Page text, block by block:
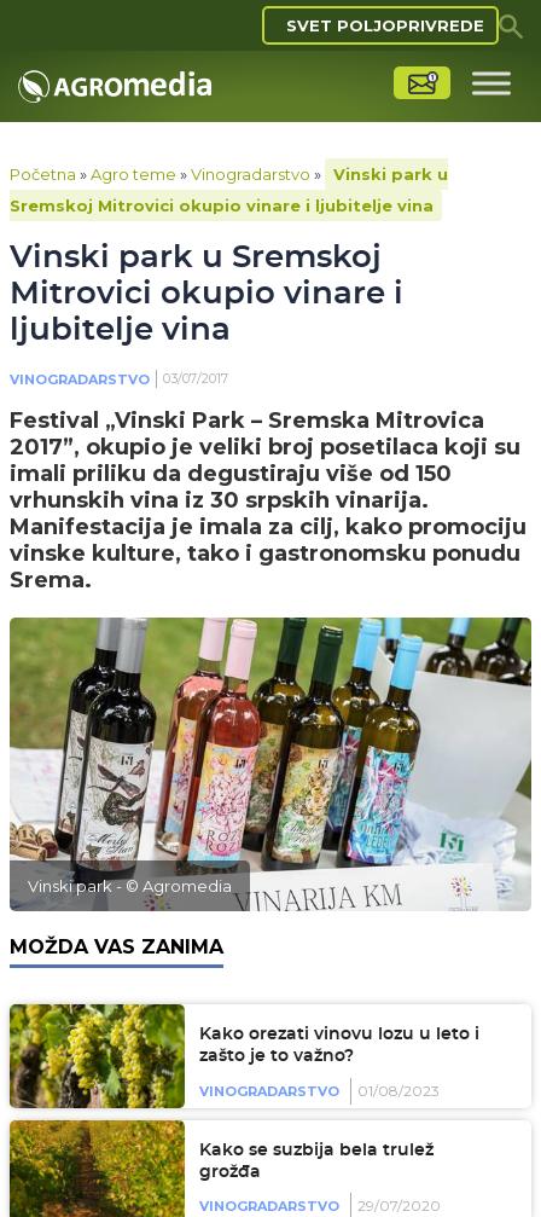
SVET POLJOPRIVREDE
Početna »Agro teme »Vinogradarstvo »
Vinski park u
Sremskoj Mitrovici okupio vinare i ljubitelje vina
Vinski park u Sremskoj
Mitrovici okupio vinare i
ljubitelje vina
VINOGRADARSTVO 03/07/2017
Festival „Vinski Park – Sremska Mitrovica
2017”, okupio je veliki broj posetilaca koji su
imali priliku da degustiraju više od 150
vrhunskih vina iz 30 srpskih vinarija.
Manifestacija je imala za cilj, kako promociju
vinske kulture, tako i gastronomsku ponudu
Srema.
Vinski park - © Agromedia
MOŽDA VAS ZANIMA
Kako orezati vinovu lozu u leto i
zašto je to važno?
VINOGRADARSTVO 01/08/2023
Kako se suzbija bela trulež
grožđa
VINOGRADARSTVO 29/07/2020